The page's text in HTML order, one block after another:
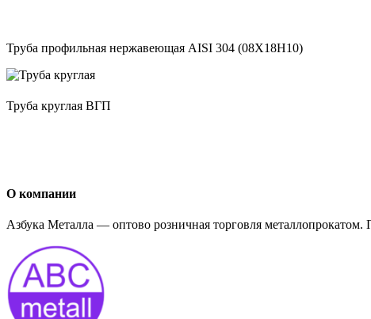
Труба профильная нержавеющая AISI 304 (08Х18Н10)
Труба круглая ВГП
О компании
Азбука Металла — оптово розничная торговля металлопрокатом.